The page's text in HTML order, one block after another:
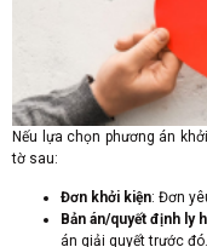
Nếu lựa chọn phương án
tờ sau:
Đơn khởi kiện: Đơn
Bản án/quyết định ly
án giải quyết trước đó.